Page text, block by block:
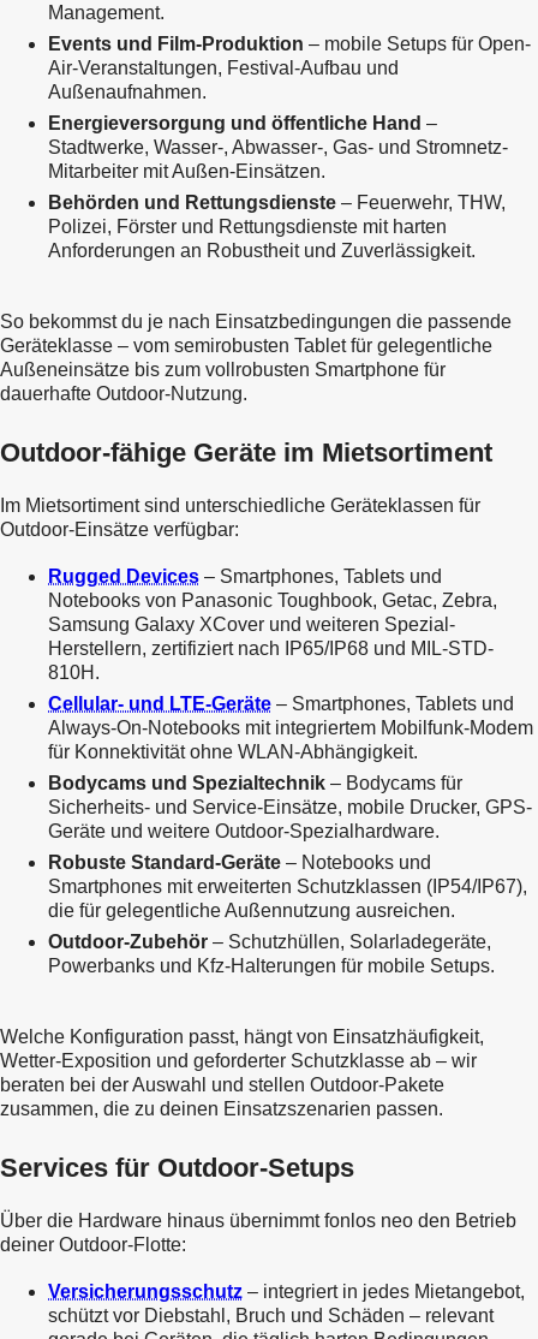
Management.
Events und Film-Produktion – mobile Setups für Open-
Air-Veranstaltungen, Festival-Aufbau und
Außenaufnahmen.
Energieversorgung und öffentliche Hand –
Stadtwerke, Wasser-, Abwasser-, Gas- und Stromnetz-
Mitarbeiter mit Außen-Einsätzen.
Behörden und Rettungsdienste – Feuerwehr, THW,
Polizei, Förster und Rettungsdienste mit harten
Anforderungen an Robustheit und Zuverlässigkeit.
So bekommst du je nach Einsatzbedingungen die passende
Geräteklasse – vom semirobusten Tablet für gelegentliche
Außeneinsätze bis zum vollrobusten Smartphone für
Outdoor-fähige Geräte im Mietsortiment
Im Mietsortiment sind unterschiedliche Geräteklassen für
Rugged Devices – Smartphones, Tablets und
Notebooks von Panasonic Toughbook, Getac, Zebra,
Samsung Galaxy XCover und weiteren Spezial-
Herstellern, zertifiziert nach IP65/IP68 und MIL-STD-
810H.
Cellular- und LTE-Geräte – Smartphones, Tablets und
Always-On-Notebooks mit integriertem Mobilfunk-Modem
für Konnektivität ohne WLAN-Abhängigkeit.
Bodycams und Spezialtechnik – Bodycams für
Sicherheits- und Service-Einsätze, mobile Drucker, GPS-
Geräte und weitere Outdoor-Spezialhardware.
Robuste Standard-Geräte – Notebooks und
Smartphones mit erweiterten Schutzklassen (IP54/IP67),
die für gelegentliche Außennutzung ausreichen.
Outdoor-Zubehör – Schutzhüllen, Solarladegeräte,
Powerbanks und Kfz-Halterungen für mobile Setups.
Welche Konfiguration passt, hängt von Einsatzhäufigkeit,
Wetter-Exposition und geforderter Schutzklasse ab – wir
beraten bei der Auswahl und stellen Outdoor-Pakete
Services für Outdoor-Setups
Über die Hardware hinaus übernimmt fonlos neo den Betrieb
Versicherungsschutz – integriert in jedes Mietangebot,
schützt vor Diebstahl, Bruch und Schäden – relevant